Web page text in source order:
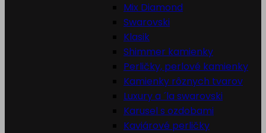
Mix Diamond
Swarovski
Klasik
Shimmer kamienky
Perličky, perlové kamienky
Kamienky rôznych tvarov
Luxury a ´la swarovski
Karusel s ozdobami
Kaviárové perličky